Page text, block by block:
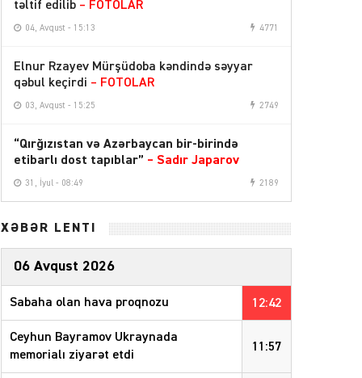
təltif edilib – FOTOLAR
04, Avqust - 15:13 4771
Elnur Rzayev Mürşüdoba kəndində səyyar
qəbul keçirdi – FOTOLAR
03, Avqust - 15:25 2749
“Qırğızıstan və Azərbaycan bir-birində
etibarlı dost tapıblar” – Sadır Japarov
31, İyul - 08:49 2189
XƏBƏR LENTİ
06 Avqust 2026
12:42
Sabaha olan hava proqnozu
11:57
Ceyhun Bayramov Ukraynada
memorialı ziyarət etdi